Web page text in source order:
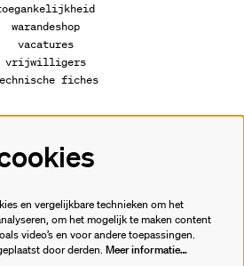
warandeshop
vacatures
vrijwilligers
fiches
Volg ons
aan voor de nieuwsbrief.
en vergelijkbare technieken om het
om het mogelijk te maken content
video’s en voor andere toepassingen.
door derden. Meer informatie…